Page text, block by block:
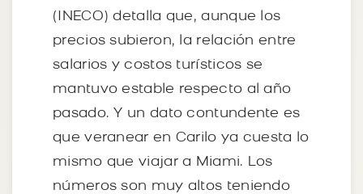
(INECO) detalla que, aunque los
precios subieron, la relación entre
salarios y costos turísticos se
mantuvo estable respecto al año
pasado. Y un dato contundente es
que veranear en Carilo ya cuesta lo
mismo que viajar a Miami. Los
números son muy altos teniendo